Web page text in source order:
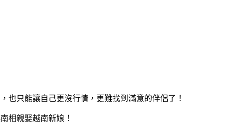
也只能讓自己更沒行情，更難找到滿意的伴侶了！
相親娶越南新娘！